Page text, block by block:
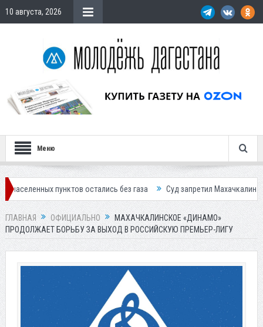
10 августа, 2026
Меню
пунктов остались без газа Суд запретил Махачкалинскому
ГЛАВНАЯ ОФИЦИАЛЬНО
МАХАЧКАЛИНСКОЕ «ДИНАМО»
ПРОДОЛЖАЕТ БОРЬБУ ЗА ВЫХОД В РОССИЙСКУЮ ПРЕМЬЕР-ЛИГУ